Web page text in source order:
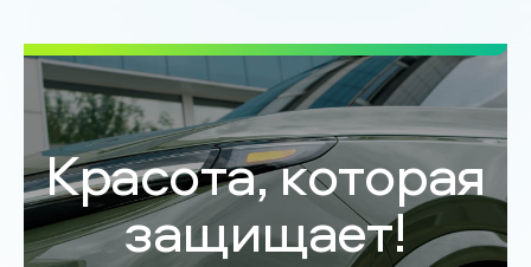
Красота, которая
защищает!